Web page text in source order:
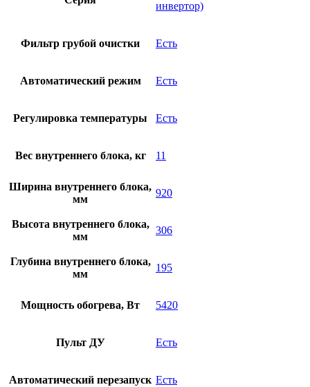
инвертор)
Фильтр грубой очистки Есть
Автоматический режим Есть
Регулировка температуры Есть
Вес внутреннего блока, кг 11
Ширина внутреннего блока,
мм
920
Высота внутреннего блока,
мм
306
Глубина внутреннего блока,
мм
195
Мощность обогрева, Вт 5420
Пульт ДУ Есть
Автоматический перезапуск Есть